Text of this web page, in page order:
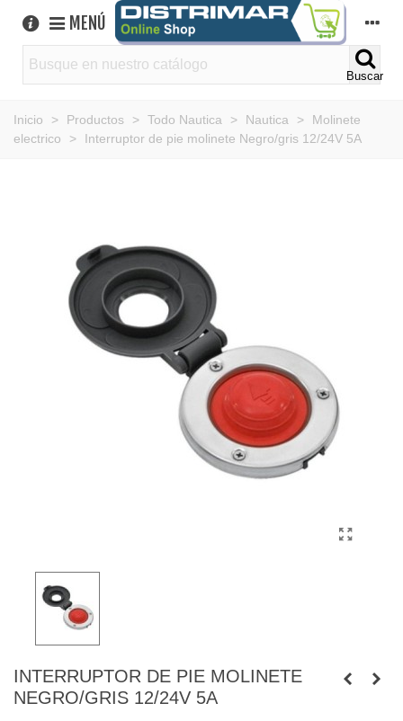
MENÚ
Buscar
Inicio > Productos > Todo Nautica > Nautica >
Molinete
electrico
> Interruptor de pie molinete Negro/gris 12/24V 5A
INTERRUPTOR DE PIE MOLINETE
NEGRO/GRIS 12/24V 5A